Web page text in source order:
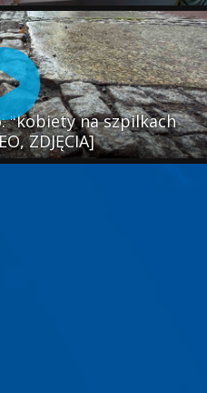
"kobiety na szpilkach
ZDJĘCIA]